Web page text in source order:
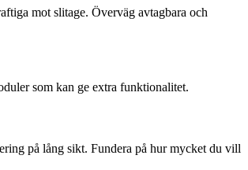
mot slitage. Överväg avtagbara och
som kan ge extra funktionalitet.
på lång sikt. Fundera på hur mycket du vill